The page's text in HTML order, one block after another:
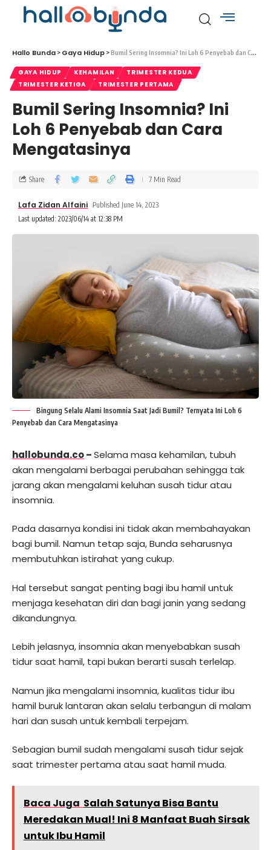
Hallo Bunda > Gaya Hidup >Bumil Sering Insomnia? Ini Loh 6 Penyebab dan Cara Mengatasinya
GAYA HIDUP KEHAMILAN
TRIMESTER KEDUA
TRIMESTER KETIGA
TRIMESTER PERTAMA
Bumil Sering Insomnia? Ini
Loh 6 Penyebab dan Cara
Mengatasinya
Last updated: 2023/06/14 at 12:38 PM
Lafa Zidan Alfaini Published June 14, 2023
Share 7 Min Read
Bingung Selalu Alami Insomnia Saat Jadi Bumil? Ternyata Ini Loh 6
Penyebab dan Cara Mengatasinya
hallobunda.co–Selama masa kehamilan, tubuh
akan mengalami berbagai perubahan sehingga tak
jarang akan mengalami keluhan susah tidur atau
insomnia.
Pada dasarnya kondisi ini tidak akan membahayakan
bagi bumil. Namun tetap saja, Bunda seharusnya
membutuhkan istirahat yang cukup.
Hal tersebut sangat penting bagi ibu hamil untuk
menjaga kesehatan diri dan bagi janin yang sedang
dikandungnya.
Lebih jelasnya, insomnia akan menyebabkan susah
tidur saat hamil, tapi bukan berarti susah terlelap.
Namun jika mengalami insomnia, kualitas tidur ibu
hamil buruk lantaran akan selalu terbangun di malam
hari dan susah untuk kembali terpejam.
Sebagian bumil sudah mengalami susah tidur sejak
saat trimester pertama atau saat hamil muda.
Baca Juga Salah Satunya Bisa Bantu
Meredakan Mual! Ini 8 Manfaat Buah Sirsak
untuk Ibu Hamil